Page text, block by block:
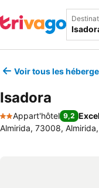
Voir tous les
Isadora
2 Étoiles
Appart'hôtel 9,2
Almirida, 73008,